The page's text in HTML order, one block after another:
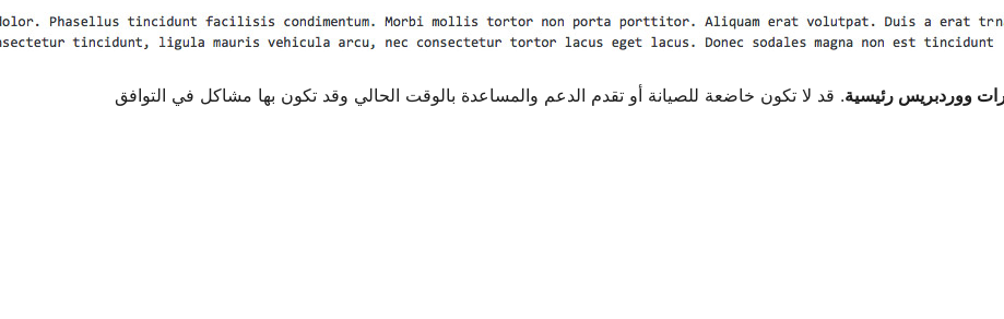
. قد لا تكون خاضعة للصيانة أو تقدم الدعم والمساعدة بالوقت الحالي وقد تكون بها مشاكل في التوافق